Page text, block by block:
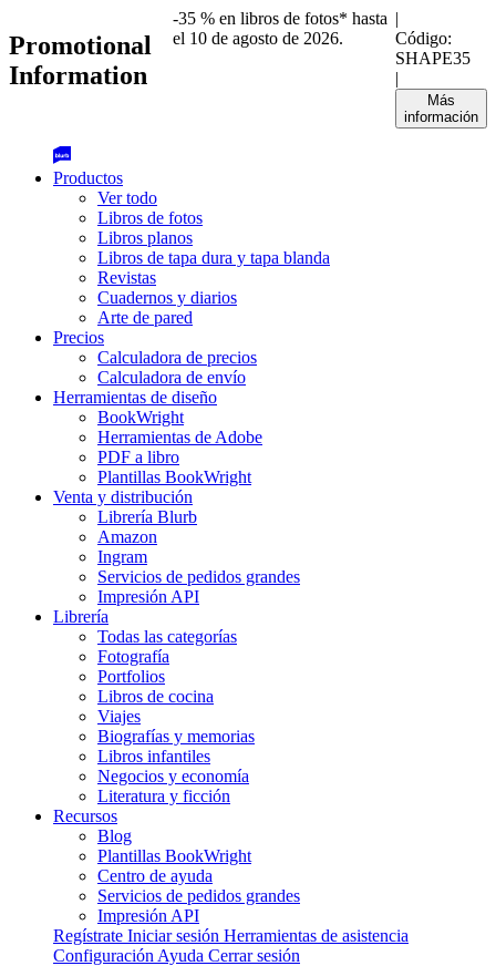
Promotional
Information
-35 % en libros de fotos* hasta
el 10 de agosto de 2026.
|
Código:
SHAPE35
|
Más
información
Productos
Ver todo
Libros de fotos
Libros planos
Libros de tapa dura y tapa blanda
Revistas
Cuadernos y diarios
Arte de pared
Precios
Calculadora de precios
Calculadora de envío
Herramientas de diseño
BookWright
Herramientas de Adobe
PDF a libro
Plantillas BookWright
Venta y distribución
Librería Blurb
Amazon
Ingram
Servicios de pedidos grandes
Impresión API
Librería
Todas las categorías
Fotografía
Portfolios
Libros de cocina
Viajes
Biografías y memorias
Libros infantiles
Negocios y economía
Literatura y ficción
Recursos
Blog
Plantillas BookWright
Centro de ayuda
Servicios de pedidos grandes
Impresión API
Regístrate Iniciar sesión Herramientas de asistencia
Configuración Ayuda Cerrar sesión